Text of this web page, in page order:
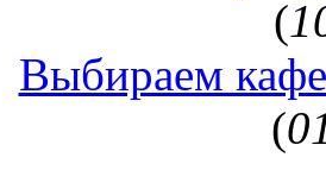
(
Выбираем
(